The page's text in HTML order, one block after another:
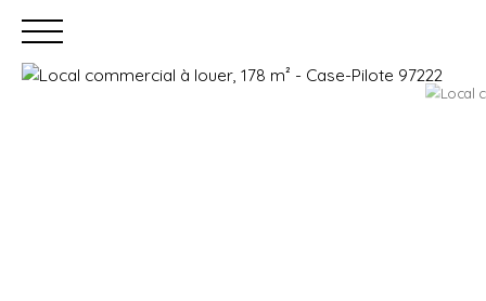
Faire gérer